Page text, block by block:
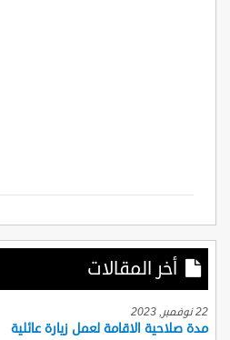
أخر المقالات
22 نوفمبر, 2023
مدة صلاحية الاقامة لعمل زيارة عائلية